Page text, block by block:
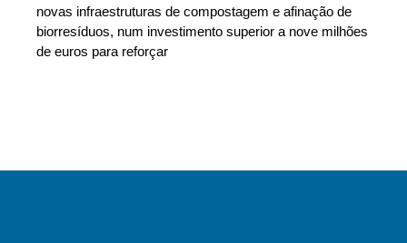
novas infraestruturas de compostagem e afinação de
biorresíduos, num investimento superior a nove milhões
de euros para reforçar